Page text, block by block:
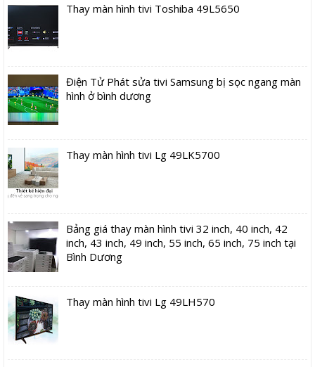
Thay màn hình tivi Toshiba 49L5650
Điện Tử Phát sửa tivi Samsung bị sọc ngang màn
hình ở bình dương
Thay màn hình tivi Lg 49LK5700
Bảng giá thay màn hình tivi 32 inch, 40 inch, 42
inch, 43 inch, 49 inch, 55 inch, 65 inch, 75 inch tại
Bình Dương
Thay màn hình tivi Lg 49LH570